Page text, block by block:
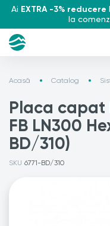
Ai EXTRA -3% reducere
la
Acasă Catalog
Placa capat
FB LN300
BD/310)
SKU 6771-BD/310